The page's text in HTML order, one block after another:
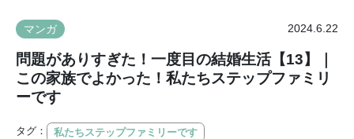
マンガ 2024.6.22
問題がありすぎた！一度目の結婚生活【13】｜
この家族でよかった！私たちステップファミリ
ーです
タグ： 私たちステップファミリーです